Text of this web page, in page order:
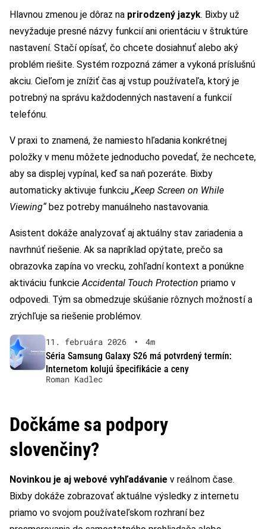
Hlavnou zmenou je dôraz na prirodzený jazyk. Bixby už
nevyžaduje presné názvy funkcií ani orientáciu v štruktúre
nastavení. Stačí opísať, čo chcete dosiahnuť alebo aký
problém riešite. Systém rozpozná zámer a vykoná príslušnú
akciu. Cieľom je znížiť čas aj vstup používateľa, ktorý je
potrebný na správu každodenných nastavení a funkcií
telefónu.
V praxi to znamená, že namiesto hľadania konkrétnej
položky v menu môžete jednoducho povedať, že nechcete,
aby sa displej vypínal, keď sa naň pozeráte. Bixby
automaticky aktivuje funkciu „Keep Screen on While
Viewing“bez potreby manuálneho nastavovania.
Asistent dokáže analyzovať aj aktuálny stav zariadenia a
navrhnúť riešenie. Ak sa napríklad opýtate, prečo sa
obrazovka zapína vo vrecku, zohľadní kontext a ponúkne
aktiváciu funkcieAccidental Touch Protection priamo v
odpovedi. Tým sa obmedzuje skúšanie rôznych možností a
zrýchľuje sa riešenie problémov.
11. februára 2026 •
4m
Séria Samsung Galaxy S26 má potvrdený termín:
Internetom kolujú špecifikácie a ceny
Roman Kadlec
Dočkáme sa podpory
slovenčiny?
Novinkou je aj webové vyhľadávanie v reálnom čase.
Bixby dokáže zobrazovať aktuálne výsledky z internetu
priamo vo svojom používateľskom rozhraní bez